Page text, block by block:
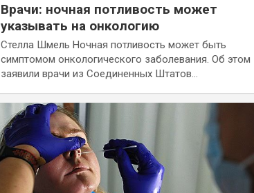
Врачи: ночная потливость может
указывать на онкологию
Стелла Шмель Ночная потливость может быть
симптомом онкологического заболевания. Об этом
заявили врачи из Соединенных Штатов…